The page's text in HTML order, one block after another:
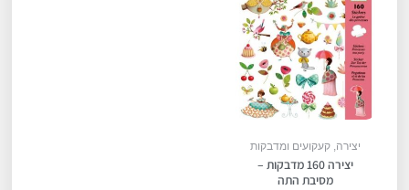
יצירה, קעקועים ומדבקות
יצירה 160 מדבקות –
מסיבת התה